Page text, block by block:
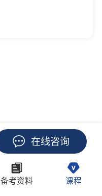
在线咨询
备考资料 课程